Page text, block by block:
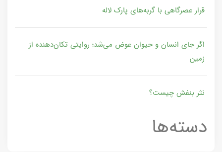
قرار عصرگاهی با گربه‌های پارک لاله
اگر جای انسان و حیوان عوض می‌شد؛ روایتی تکان‌دهنده از
زمین
نثر بنفش چیست؟
دسته‌ها